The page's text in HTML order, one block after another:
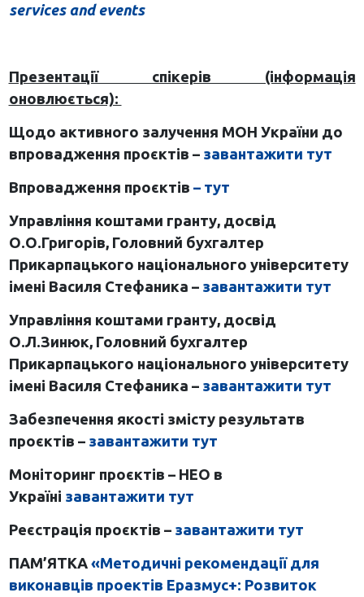
services and events
Презентації спікерів (інформація
оновлюється):
Щодо активного залучення МОН України до
впровадження проєктів – завантажити тут
Впровадження проєктів – тут
Управління коштами гранту, досвід
О.О.Григорів, Головний бухгалтер
Прикарпацького національного університету
імені Василя Стефаника – завантажити тут
Управління коштами гранту, досвід
О.Л.Зинюк, Головний бухгалтер
Прикарпацького національного університету
імені Василя Стефаника –завантажити тут
Забезпечення якості змісту результатв
проєктів – завантажити тут
Моніторинг проєктів – НЕО в
Україні завантажити тут
Реєстрація проєктів – завантажити тут
ПАМ’ЯТКА «Методичні рекомендації для
виконавців проектів Еразмус+: Розвиток